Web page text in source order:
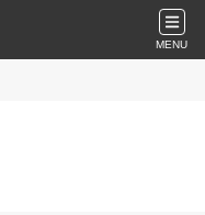
MENU